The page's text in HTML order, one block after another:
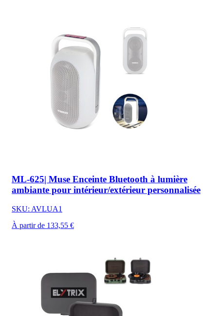
ML-625| Muse Enceinte Bluetooth à lumière
ambiante pour intérieur/extérieur personnalisée
SKU: AVLUA1
À partir de 133,55 €